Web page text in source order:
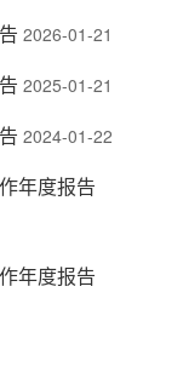
2026-01-21
2025-01-21
2024-01-22
年度报告
年度报告